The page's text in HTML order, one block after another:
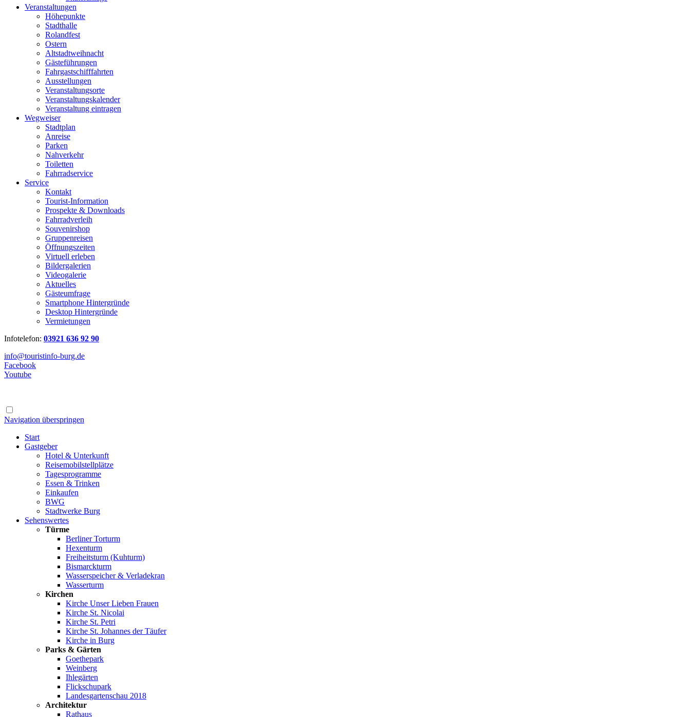
Veranstaltungen
Höhepunkte
Stadthalle
Rolandfest
Ostern
Altstadtweihnacht
Gästeführungen
Fahrgastschifffahrten
Ausstellungen
Veranstaltungsorte
Veranstaltungskalender
Veranstaltung eintragen
Wegweiser
Stadtplan
Anreise
Parken
Nahverkehr
Toiletten
Fahrradservice
Service
Kontakt
Tourist-Information
Prospekte & Downloads
Fahrradverleih
Souvenirshop
Gruppenreisen
Öffnungszeiten
Virtuell erleben
Bildergalerien
Videogalerie
Aktuelles
Gästeumfrage
Smartphone Hintergründe
Desktop Hintergründe
Vermietungen
Infotelefon: 03921 636 92 90
info@touristinfo-burg.de
Facebook
Youtube
Navigation überspringen
Start
Gastgeber
Hotel & Unterkunft
Reisemobilstellplätze
Tagesprogramme
Essen & Trinken
Einkaufen
BWG
Stadtwerke Burg
Sehenswertes
Türme
Berliner Torturm
Hexenturm
Freiheitsturm (Kuhturm)
Bismarckturm
Wasserspeicher & Verladekran
Wasserturm
Kirchen
Kirche Unser Lieben Frauen
Kirche St. Nicolai
Kirche St. Petri
Kirche St. Johannes der Täufer
Kirche in Burg
Parks & Gärten
Goethepark
Weinberg
Ihlegärten
Flickschupark
Landesgartenschau 2018
Architektur
Rathaus